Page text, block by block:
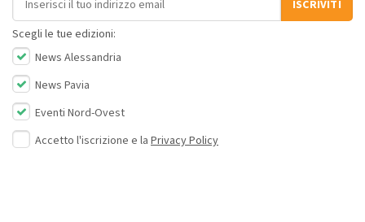
ISCRIVITI
Scegli le tue edizioni:
News Alessandria
News Pavia
Eventi Nord-Ovest
Accetto l'iscrizione e la Privacy Policy